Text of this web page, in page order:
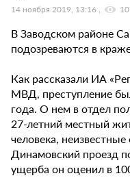
14 ноября 2019, 13:16
В Заводском районе
подозреваются в
Как рассказали ИА
МВД, преступление
года. О нем в отдел
27-летний местный
человека,
Динамовский проезд
ущерба он оценил в